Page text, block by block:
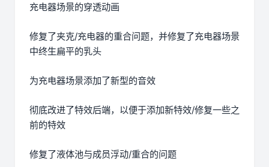
充电器场景的穿透动画
修复了夹克/充电器的重合问题，并修复了充电器场景
中终生扁平的乳头
为充电器场景添加了新型的音效
彻底改进了特效后端，以便于添加新特效/修复一些之
前的特效
修复了液体池与成员浮动/重合的问题